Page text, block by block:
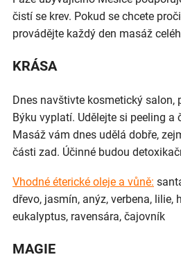
čistí se krev. Pokud se chcete
provádějte každý den masáž
KRÁSA
Dnes navštivte kosmetický salon,
Býku vyplatí. Udělejte si peeling
Masáž vám dnes udělá dobře,
části zad. Účinné budou
Vhodné éterické oleje a vůně:
dřevo, jasmín, anýz, verbena, lilie,
eukalyptus, ravensára, čajovník
MAGIE